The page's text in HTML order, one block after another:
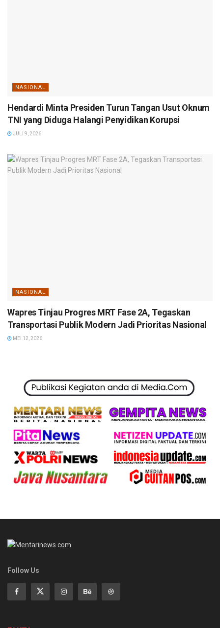
NASIONAL
Hendardi Minta Presiden Turun Tangan Usut Oknum
TNI yang Diduga Halangi Penyidikan Korupsi
JULI 9, 2026
NASIONAL
Wapres Tinjau Progres MRT Fase 2A, Tegaskan
Transportasi Publik Modern Jadi Prioritas Nasional
MEI 12, 2026
Follow Us